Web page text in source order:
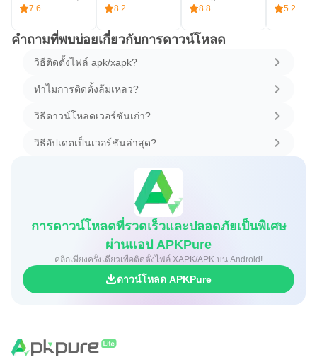
7.6
8.2
8.8
5.2
คำถามที่พบบ่อยเกี่ยวกับการดาวน์โหลด
วิธีติดตั้งไฟล์ apk/xapk?
ทำไมการติดตั้งล้มเหลว?
วิธีดาวน์โหลดเวอร์ชันเก่า?
วิธีอัปเดตเป็นเวอร์ชันล่าสุด?
การดาวน์โหลดที่รวดเร็วและปลอดภัยเป็นพิเศษ
ผ่านแอป APKPure
คลิกเพียงครั้งเดียวเพื่อติดตั้งไฟล์ XAPK/APK บน Android!
ดาวน์โหลด APKPure